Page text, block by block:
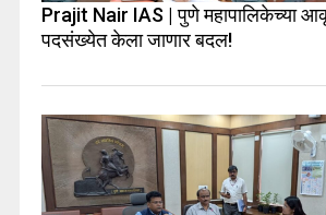
Prajit Nair IAS | पुणे महापालिकेच्या
पदसंख्येत केला जाणार बदल!